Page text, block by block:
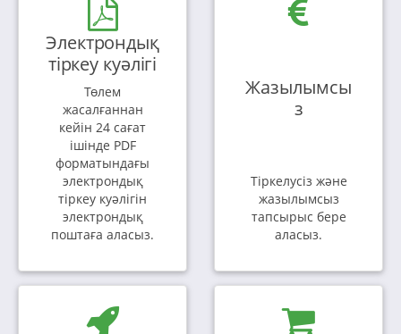
Электрондық
тіркеу куәлігі
Төлем
жасалғаннан
кейін 24 сағат
ішінде PDF
форматындағы
электрондық
тіркеу куәлігін
электрондық
поштаға аласыз.
Жазылымсы
з
Тіркелусіз және
жазылымсыз
тапсырыс бере
аласыз.